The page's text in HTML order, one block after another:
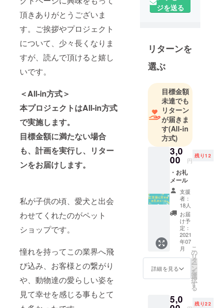
頂きありがとうございま
す。ご挨拶やプロジェクト
について、少々長くなりま
すが、読んで頂けると嬉し
いです。
＜All-in方式＞
本プロジェクトはAll-in方式
で実施します。
目標金額に満たない場合
も、計画を実行し、リター
ンをお届けします。
私が子供の頃、愛犬と出会
わせてくれたのがペット
ショップです。
憧れを持ってこの業界へ飛
び込み、お客様との繋がり
や、動物達の愛らしい姿を
見て幸せを感じる事もとて
ロ）』に勤
がいしえ
り）と申し
ます。埼玉
歳です。生
まれた時か
ら動物に囲
まれて暮ら
していま
す。ペット
業界で働き
始めて11
年、現在は
６頭の犬
（うち３頭
は保護犬）
と生活して
この業界の
問題の一つ
である『譲
渡』関する
が出来るこ
ジを送る
リターンを
選ぶ
目標金額
未達でも
リターン
が届きま
す(All-in
方式)
3,0
00 円
残り12
・お礼
メール
支援
者：
18人
お届
け予
定：
2021
年07
月
詳細を見る
こ
の
リ
タ
ー
ン
を
選
択
す
る
5,0 残り22